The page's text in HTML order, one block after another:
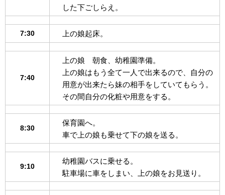
した下ごしらえ。
7:30 上の娘起床。
7:40
上の娘 朝食、幼稚園準備。
上の娘はもう全て一人で出来るので、自分の
用意が出来たら妹の相手をしていてもらう。
その間自分の化粧や用意をする。
8:30
保育園へ。
車で上の娘も乗せて下の娘を送る。
9:10
幼稚園バスに乗せる。
駐車場に車をしまい、上の娘をお見送り。